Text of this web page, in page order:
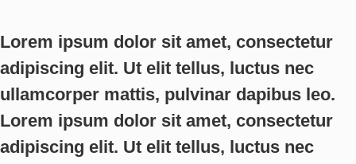
Lorem ipsum dolor sit amet, consectetur
adipiscing elit. Ut elit tellus, luctus nec
ullamcorper mattis, pulvinar dapibus leo.
Lorem ipsum dolor sit amet, consectetur
adipiscing elit. Ut elit tellus, luctus nec